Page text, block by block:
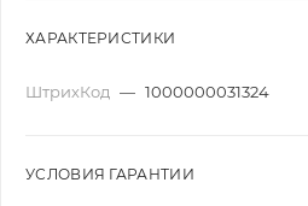
ХАРАКТЕРИСТИКИ
ШтрихКод — 1000000031324
УСЛОВИЯ ГАРАНТИИ